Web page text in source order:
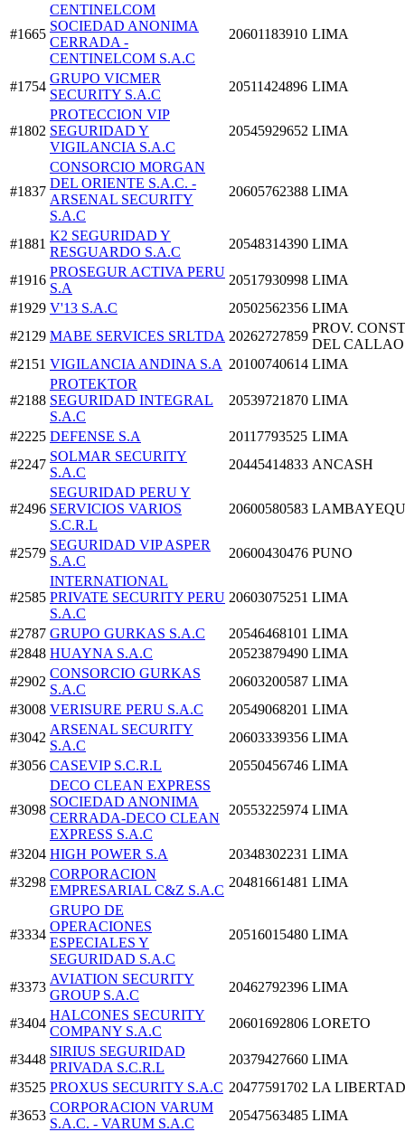
#1665
CENTINELCOM
SOCIEDAD ANONIMA
CERRADA -
CENTINELCOM S.A.C
20601183910 LIMA
#1754
GRUPO VICMER
SECURITY S.A.C
20511424896 LIMA
#1802
PROTECCION VIP
SEGURIDAD Y
VIGILANCIA S.A.C
20545929652 LIMA
#1837
CONSORCIO MORGAN
DEL ORIENTE S.A.C. -
ARSENAL SECURITY
S.A.C
20605762388 LIMA
#1881
K2 SEGURIDAD Y
RESGUARDO S.A.C
20548314390 LIMA
#1916
PROSEGUR ACTIVA PERU
S.A
20517930998 LIMA
#1929 V'13 S.A.C 20502562356 LIMA
#2129 MABE SERVICES SRLTDA 20262727859
PROV.
DEL CALLAO
#2151 VIGILANCIA ANDINA S.A 20100740614 LIMA
#2188
PROTEKTOR
SEGURIDAD INTEGRAL
S.A.C
20539721870 LIMA
#2225 DEFENSE S.A 20117793525 LIMA
#2247
SOLMAR SECURITY
S.A.C
20445414833 ANCASH
#2496
SEGURIDAD PERU Y
SERVICIOS VARIOS
S.C.R.L
20600580583
#2579
SEGURIDAD VIP ASPER
S.A.C
20600430476 PUNO
#2585
INTERNATIONAL
PRIVATE SECURITY PERU
S.A.C
20603075251 LIMA
#2787 GRUPO GURKAS S.A.C 20546468101 LIMA
#2848 HUAYNA S.A.C 20523879490 LIMA
#2902
CONSORCIO GURKAS
S.A.C
20603200587 LIMA
#3008 VERISURE PERU S.A.C 20549068201 LIMA
#3042
ARSENAL SECURITY
S.A.C
20603339356 LIMA
#3056 CASEVIP S.C.R.L 20550456746 LIMA
#3098
DECO CLEAN EXPRESS
SOCIEDAD ANONIMA
CERRADA-DECO CLEAN
EXPRESS S.A.C
20553225974 LIMA
#3204 HIGH POWER S.A 20348302231 LIMA
#3298
CORPORACION
EMPRESARIAL C&Z S.A.C
20481661481 LIMA
#3334
GRUPO DE
OPERACIONES
ESPECIALES Y
SEGURIDAD S.A.C
20516015480 LIMA
#3373
AVIATION SECURITY
GROUP S.A.C
20462792396 LIMA
#3404
HALCONES SECURITY
COMPANY S.A.C
20601692806 LORETO
#3448
SIRIUS SEGURIDAD
PRIVADA S.C.R.L
20379427660 LIMA
#3525 PROXUS SECURITY S.A.C 20477591702 LA LIBERTAD
#3653
CORPORACION VARUM
S.A.C. - VARUM S.A.C
20547563485 LIMA